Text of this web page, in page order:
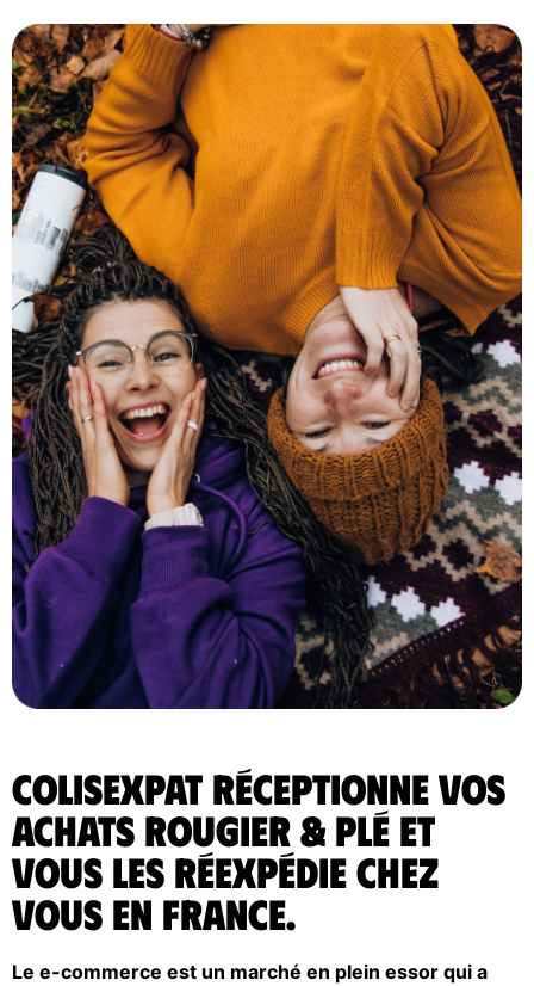
ColisExpat réceptionne vos
achats Rougier & Plé et
vous les réexpédie chez
vous en France.
Le e-commerce est un marché en plein essor qui a